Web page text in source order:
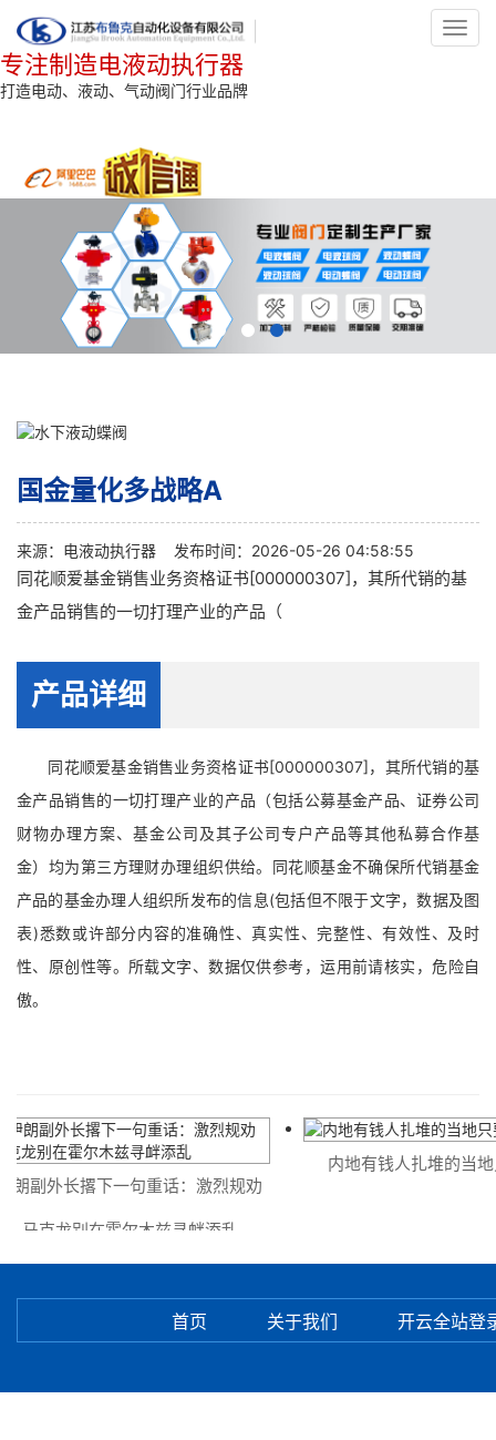
专注制造电液动执行器
打造电动、液动、气动阀门行业品牌
国金量化多战略A
来源： 电液动执行器 发布时间：2026-05-26 04:58:55
同花顺爱基金销售业务资格证书[000000307]，其所代销的基
金产品销售的一切打理产业的产品（
产品详细
同花顺爱基金销售业务资格证书[000000307]，其所代销的基
金产品销售的一切打理产业的产品（包括公募基金产品、证券公司
财物办理方案、基金公司及其子公司专户产品等其他私募合作基
金）均为第三方理财办理组织供给。同花顺基金不确保所代销基金
产品的基金办理人组织所发布的信息(包括但不限于文字，数据及图
表)悉数或许部分内容的准确性、真实性、完整性、有效性、及时
性、原创性等。所载文字、数据仅供参考，运用前请核实，危险自
傲。
副外长撂下一句重话：激烈规劝
马克龙别在霍尔木兹寻衅添乱
内地有钱人扎堆的当地
首页 关于我们 开云全站登